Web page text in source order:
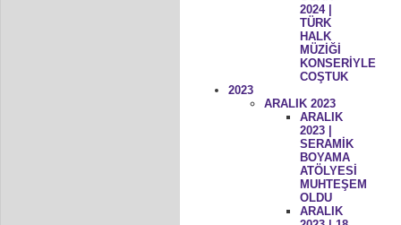
2024 |
TÜRK
HALK
MÜZİĞİ
KONSERİYLE
COŞTUK
2023
ARALIK 2023
ARALIK
2023 |
SERAMİK
BOYAMA
ATÖLYESİ
MUHTEŞEM
OLDU
ARALIK